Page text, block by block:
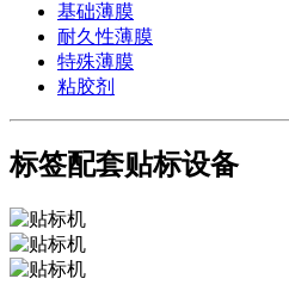
基础薄膜
耐久性薄膜
特殊薄膜
粘胶剂
标签配套贴标设备